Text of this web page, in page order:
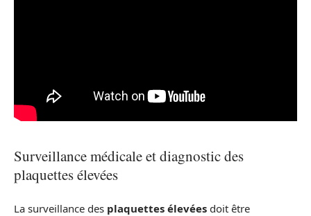
Surveillance médicale et diagnostic des
plaquettes élevées
La surveillance des plaquettes élevées doit être